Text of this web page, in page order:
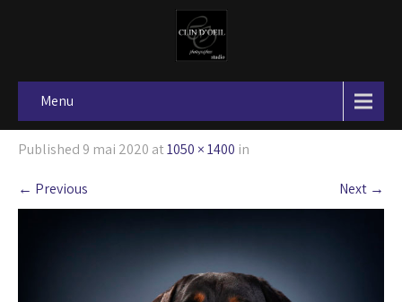
Menu
Published 9 mai 2020 at1050 × 1400 in
← Previous Next →